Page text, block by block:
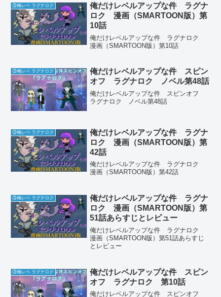
③俺レベ ラグナロク
俺だけレベルアップな件 ラグナ
ロク 漫画（SMARTOON版）第
10話
俺だけレベルアップな件 ラグナロク
漫画（SMARTOON版）第10話
③俺レベ ラグナロク
俺だけレベルアップな件 スピン
オフ ラグナロク ノベル第48話
俺だけレベルアップな件 スピンオフ
ラグナロク ノベル第48話
③俺レベ ラグナロク
俺だけレベルアップな件 ラグナ
ロク 漫画（SMARTOON版）第
42話
俺だけレベルアップな件 ラグナロク
漫画（SMARTOON版）第42話
③俺レベ ラグナロク
俺だけレベルアップな件 ラグナ
ロク 漫画（SMARTOON版）第
51話あらすじとレビュー
俺だけレベルアップな件 ラグナロク
漫画（SMARTOON版）第51話あらすじ
とレビュー
③俺レベ ラグナロク
俺だけレベルアップな件 スピン
オフ ラグナロク 第10話
俺だけレベルアップな件 スピンオフ